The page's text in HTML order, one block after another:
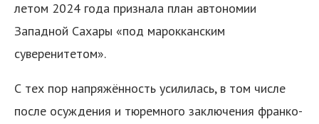
летом 2024 года признала план автономии
Западной Сахары «под марокканским
суверенитетом».
С тех пор напряжённость усилилась, в том числе
после осуждения и тюремного заключения франко-